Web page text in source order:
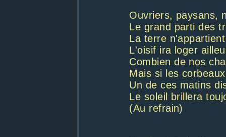
Ouvriers, paysans,
Le grand parti des
La terre
L'oisif ira loger
Combien de nos
Mais si les
Un de ces matins
Le soleil brillera
(Au refrain)